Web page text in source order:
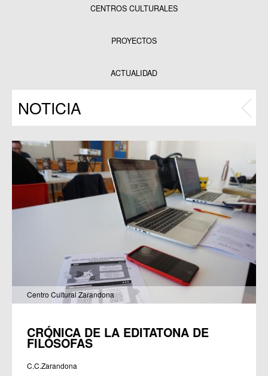
CENTROS CULTURALES
PROYECTOS
Programas
ACTUALIDAD
NOTICIA
Centro Cultural Zarandona
CRÓNICA DE LA EDITATONA DE
FILÓSOFAS
C.C.Zarandona